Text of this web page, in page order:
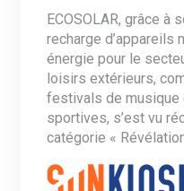
ECOSOLAR, grâce à
recharge d’appareils
énergie pour le
loisirs extérieurs,
festivals de
sportives, s’est vu
catégorie «